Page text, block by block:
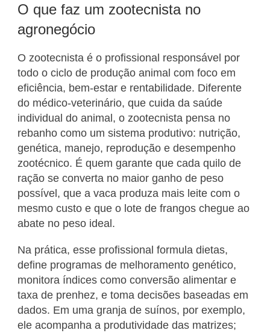
O que faz um zootecnista no
agronegócio
O zootecnista é o profissional responsável por
todo o ciclo de produção animal com foco em
eficiência, bem-estar e rentabilidade. Diferente
do médico-veterinário, que cuida da saúde
individual do animal, o zootecnista pensa no
rebanho como um sistema produtivo: nutrição,
genética, manejo, reprodução e desempenho
zootécnico. É quem garante que cada quilo de
ração se converta no maior ganho de peso
possível, que a vaca produza mais leite com o
mesmo custo e que o lote de frangos chegue ao
abate no peso ideal.
Na prática, esse profissional formula dietas,
define programas de melhoramento genético,
monitora índices como conversão alimentar e
taxa de prenhez, e toma decisões baseadas em
dados. Em uma granja de suínos, por exemplo,
ele acompanha a produtividade das matrizes;